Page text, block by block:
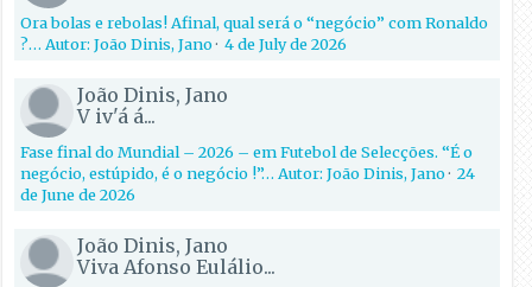
Ora bolas e rebolas! Afinal, qual será o “negócio” com Ronaldo
?… Autor: João Dinis, Jano·4 de July de 2026
João Dinis, Jano
V iv'á á...
Fase final do Mundial – 2026 – em Futebol de Selecções. “É o
negócio, estúpido, é o negócio !”… Autor: João Dinis, Jano·24
de June de 2026
João Dinis, Jano
Viva Afonso Eulálio...